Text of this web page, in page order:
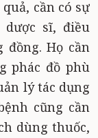
cần có sự
sĩ, điều
Họ cần
phác đồ phù
lý tác dụng
cũng cần
dùng thuốc,